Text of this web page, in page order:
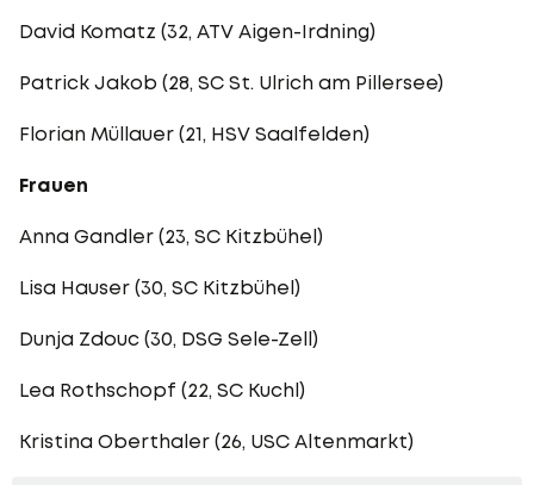
David Komatz (32, ATV Aigen-Irdning)
Patrick Jakob (28, SC St. Ulrich am Pillersee)
Florian Müllauer (21, HSV Saalfelden)
Frauen
Anna Gandler (23, SC Kitzbühel)
Lisa Hauser (30, SC Kitzbühel)
Dunja Zdouc (30, DSG Sele-Zell)
Lea Rothschopf (22, SC Kuchl)
Kristina Oberthaler (26, USC Altenmarkt)